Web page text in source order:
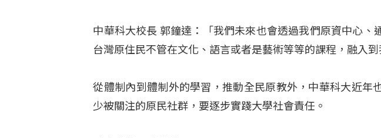
中華科大校長 郭鐘達：「我們未來也會透過我們原資中心、
台灣原住民不管在文化、語言或者是藝術等等的課程，融入到
從體制內到體制外的學習，推動全民原教外，中華科大近年
少被關注的原民社群，要逐步實踐大學社會責任。